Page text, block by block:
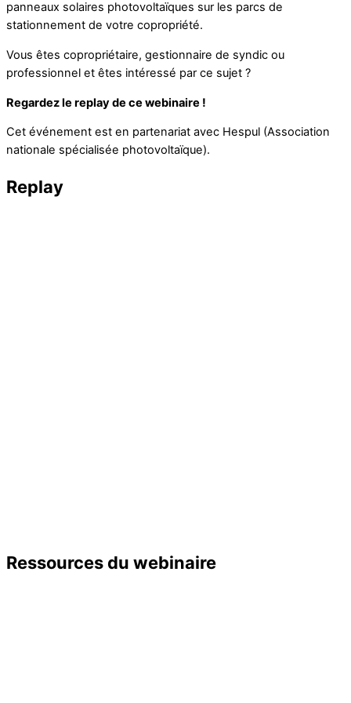
panneaux solaires photovoltaïques sur les parcs de
stationnement de votre copropriété.
Vous êtes copropriétaire, gestionnaire de syndic ou
professionnel et êtes intéressé par ce sujet ?
Regardez le replay de ce webinaire !
Cet événement est en partenariat avec Hespul (Association
nationale spécialisée photovoltaïque).
Replay
Ressources du webinaire